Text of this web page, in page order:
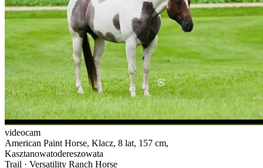
videocam
American Paint Horse, Klacz, 8 lat, 157 cm,
Kasztanowatodereszowata
Trail · Versatility Ranch Horse